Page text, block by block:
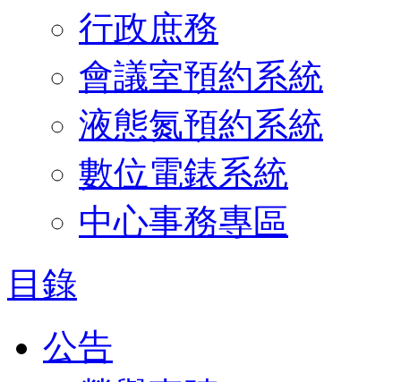
行政庶務
會議室預約系統
液態氮預約系統
數位電錶系統
中心事務專區
目錄
公告